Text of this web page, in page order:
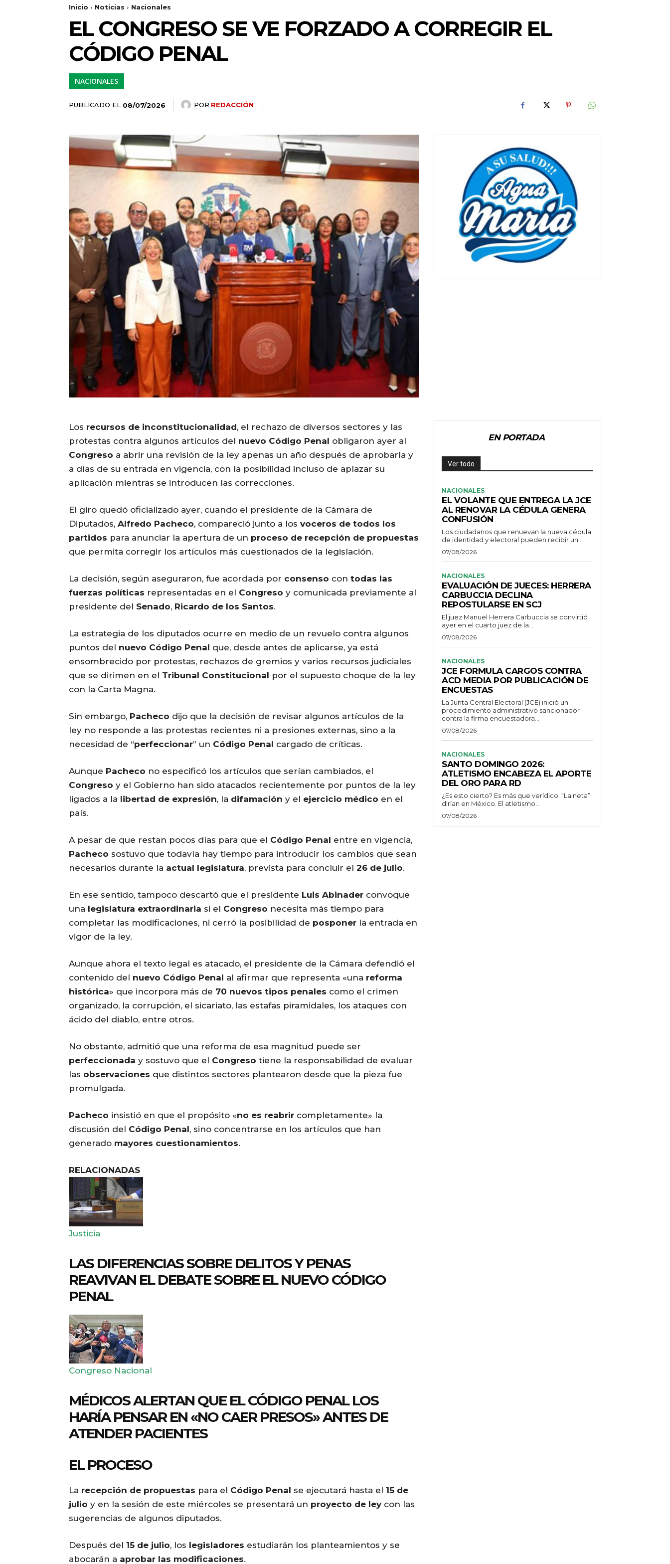
Inicio Noticias Nacionales
EL CONGRESO SE VE FORZADO A CORREGIR EL
CÓDIGO PENAL
NACIONALES
PUBLICADO EL 08/07/2026 POR REDACCIÓN
Los recursos de inconstitucionalidad, el rechazo de diversos sectores y las
protestas contra algunos artículos del nuevo Código Penal obligaron ayer al
Congreso a abrir una revisión de la ley apenas un año después de aprobarla y
a días de su entrada en vigencia, con la posibilidad incluso de aplazar su
aplicación mientras se introducen las correcciones.
El giro quedó oficializado ayer, cuando el presidente de la Cámara de
Diputados, Alfredo Pacheco, compareció junto a los voceros de todos los
partidos para anunciar la apertura de un proceso de recepción de propuestas
que permita corregir los artículos más cuestionados de la legislación.
La decisión, según aseguraron, fue acordada por consenso con todas las
fuerzas políticas representadas en el Congreso y comunicada previamente al
presidente del Senado, Ricardo de los Santos.
La estrategia de los diputados ocurre en medio de un revuelo contra algunos
puntos del nuevo Código Penal que, desde antes de aplicarse, ya está
ensombrecido por protestas, rechazos de gremios y varios recursos judiciales
que se dirimen en el Tribunal Constitucional por el supuesto choque de la ley
con la Carta Magna.
Sin embargo, Pacheco dijo que la decisión de revisar algunos artículos de la
ley no responde a las protestas recientes ni a presiones externas, sino a la
necesidad de “perfeccionar” un Código Penal cargado de críticas.
Aunque Pacheco no especificó los artículos que serían cambiados, el
Congreso y el Gobierno han sido atacados recientemente por puntos de la ley
ligados a la libertad de expresión, la difamación y el ejercicio médico en el
país.
A pesar de que restan pocos días para que el Código Penal entre en vigencia,
Pacheco sostuvo que todavía hay tiempo para introducir los cambios que sean
necesarios durante la actual legislatura, prevista para concluir el 26 de julio.
En ese sentido, tampoco descartó que el presidente Luis Abinader convoque
una legislatura extraordinaria si el Congreso necesita más tiempo para
completar las modificaciones, ni cerró la posibilidad de posponer la entrada en
vigor de la ley.
Aunque ahora el texto legal es atacado, el presidente de la Cámara defendió el
contenido del nuevo Código Penal al afirmar que representa «una reforma
histórica» que incorpora más de 70 nuevos tipos penales como el crimen
organizado, la corrupción, el sicariato, las estafas piramidales, los ataques con
ácido del diablo, entre otros.
No obstante, admitió que una reforma de esa magnitud puede ser
perfeccionada y sostuvo que el Congreso tiene la responsabilidad de evaluar
las observaciones que distintos sectores plantearon desde que la pieza fue
promulgada.
Pacheco insistió en que el propósito «no es reabrir completamente» la
discusión del Código Penal, sino concentrarse en los artículos que han
generado mayores cuestionamientos.
RELACIONADAS
Justicia
LAS DIFERENCIAS SOBRE DELITOS Y PENAS
REAVIVAN EL DEBATE SOBRE EL NUEVO CÓDIGO
PENAL
Congreso Nacional
MÉDICOS ALERTAN QUE EL CÓDIGO PENAL LOS
HARÍA PENSAR EN «NO CAER PRESOS» ANTES DE
ATENDER PACIENTES
EL PROCESO
La recepción de propuestas para el Código Penal se ejecutará hasta el 15 de
julio y en la sesión de este miércoles se presentará un proyecto de ley con las
sugerencias de algunos diputados.
Después del 15 de julio, los legisladores estudiarán los planteamientos y se
abocarán a aprobar las modificaciones.
EN PORTADA
Ver todo
NACIONALES
EL VOLANTE QUE ENTREGA LA JCE
AL RENOVAR LA CÉDULA GENERA
CONFUSIÓN
Los ciudadanos que renuevan la nueva cédula
de identidad y electoral pueden recibir un...
07/08/2026
NACIONALES
EVALUACIÓN DE JUECES: HERRERA
CARBUCCIA DECLINA
REPOSTULARSE EN SCJ
El juez Manuel Herrera Carbuccia se convirtió
ayer en el cuarto juez de la...
07/08/2026
NACIONALES
JCE FORMULA CARGOS CONTRA
ACD MEDIA POR PUBLICACIÓN DE
ENCUESTAS
La Junta Central Electoral (JCE) inició un
procedimiento administrativo sancionador
contra la firma encuestadora...
07/08/2026
NACIONALES
SANTO DOMINGO 2026:
ATLETISMO ENCABEZA EL APORTE
DEL ORO PARA RD
¿Es esto cierto? Es más que verídico. “La neta”
dirían en México. El atletismo...
07/08/2026